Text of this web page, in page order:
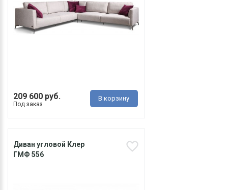
209 600 руб.
Под заказ
В корзину
Диван угловой Клер
ГМФ 556